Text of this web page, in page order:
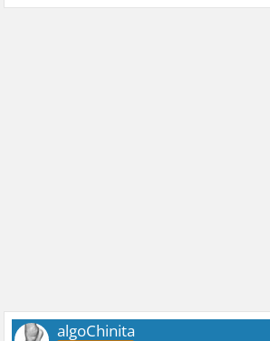
algoChinita